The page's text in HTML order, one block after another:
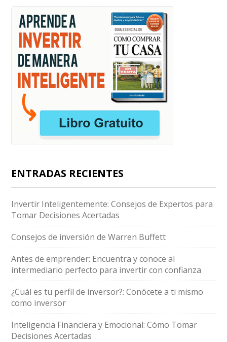
ENTRADAS RECIENTES
Invertir Inteligentemente: Consejos de Expertos para
Tomar Decisiones Acertadas
Consejos de inversión de Warren Buffett
Antes de emprender: Encuentra y conoce al
intermediario perfecto para invertir con confianza
¿Cuál es tu perfil de inversor?: Conócete a ti mismo
como inversor
Inteligencia Financiera y Emocional: Cómo Tomar
Decisiones Acertadas